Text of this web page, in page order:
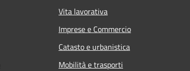
Vita lavorativa
Imprese e Commercio
Catasto e urbanistica
Mobilità e trasporti